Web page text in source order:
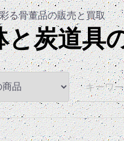
彩る骨董品の販
と炭道具